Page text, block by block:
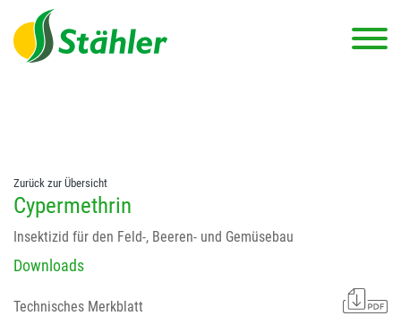
string(78) "Test 12 {FONT:12} // Dosierungen: test 123 dfasdf
asdfW134 245 34" string(62) "Test 12 {FONT:12} Dosierungen: test
123 dfasdf asdfW134 245 34"
Zurück zur Übersicht
Cypermethrin
Insektizid für den Feld-, Beeren- und Gemüsebau
Downloads
Technisches Merkblatt